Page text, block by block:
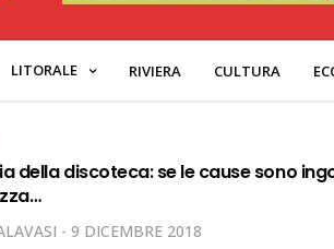
LITORALE RIVIERA CULTURA
della discoteca: se le cause sono
9 DICEMBRE 2018